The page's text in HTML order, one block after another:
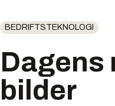
BEDRIFTSTEKNOLOGI
Dagens
bilder